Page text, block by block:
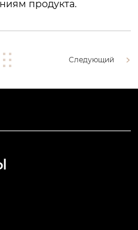
продукта.
Следующий